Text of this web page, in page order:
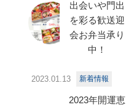
出会いや門出
を彩る歓送迎
会お弁当承り
中！
2023.01.13 新着情報
2023年開運恵